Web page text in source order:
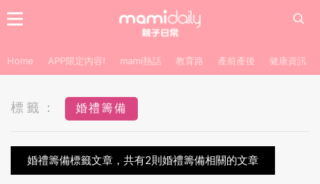
Home APP限定內容! mami熱話 教育路 產前產後 健康資訊
標籤： 婚禮籌備
婚禮籌備標籤文章，共有2則婚禮籌備相關的文章